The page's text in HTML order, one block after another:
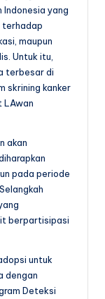
Indonesia yang
terhadap
maupun
Untuk itu,
terbesar di
skrining kanker
LAwan
akan
pada periode
berpartisipasi
untuk
dengan
Deteksi